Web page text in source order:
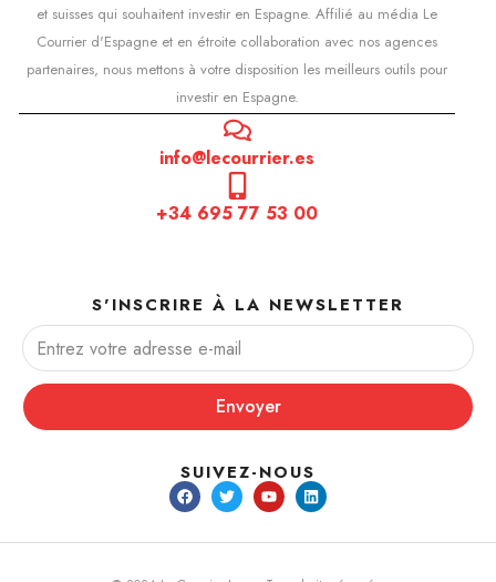
et suisses qui souhaitent investir en Espagne. Affilié au média Le
Courrier d'Espagne et en étroite collaboration avec nos agences
partenaires, nous mettons à votre disposition les meilleurs outils pour
investir en Espagne.
info@lecourrier.es
+34 695 77 53 00
S'INSCRIRE À LA NEWSLETTER
Envoyer
SUIVEZ-NOUS